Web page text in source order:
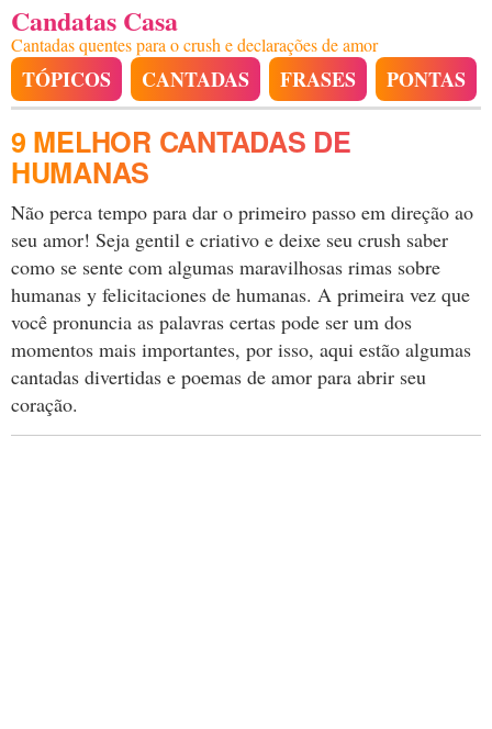
Candatas Casa
Cantadas quentes para o crush e declarações de amor
TÓPICOS CANTADAS FRASES PONTAS
9 MELHOR CANTADAS DE
HUMANAS
Não perca tempo para dar o primeiro passo em direção ao
seu amor! Seja gentil e criativo e deixe seu crush saber
como se sente com algumas maravilhosas rimas sobre
humanas y felicitaciones de humanas. A primeira vez que
você pronuncia as palavras certas pode ser um dos
momentos mais importantes, por isso, aqui estão algumas
cantadas divertidas e poemas de amor para abrir seu
coração.